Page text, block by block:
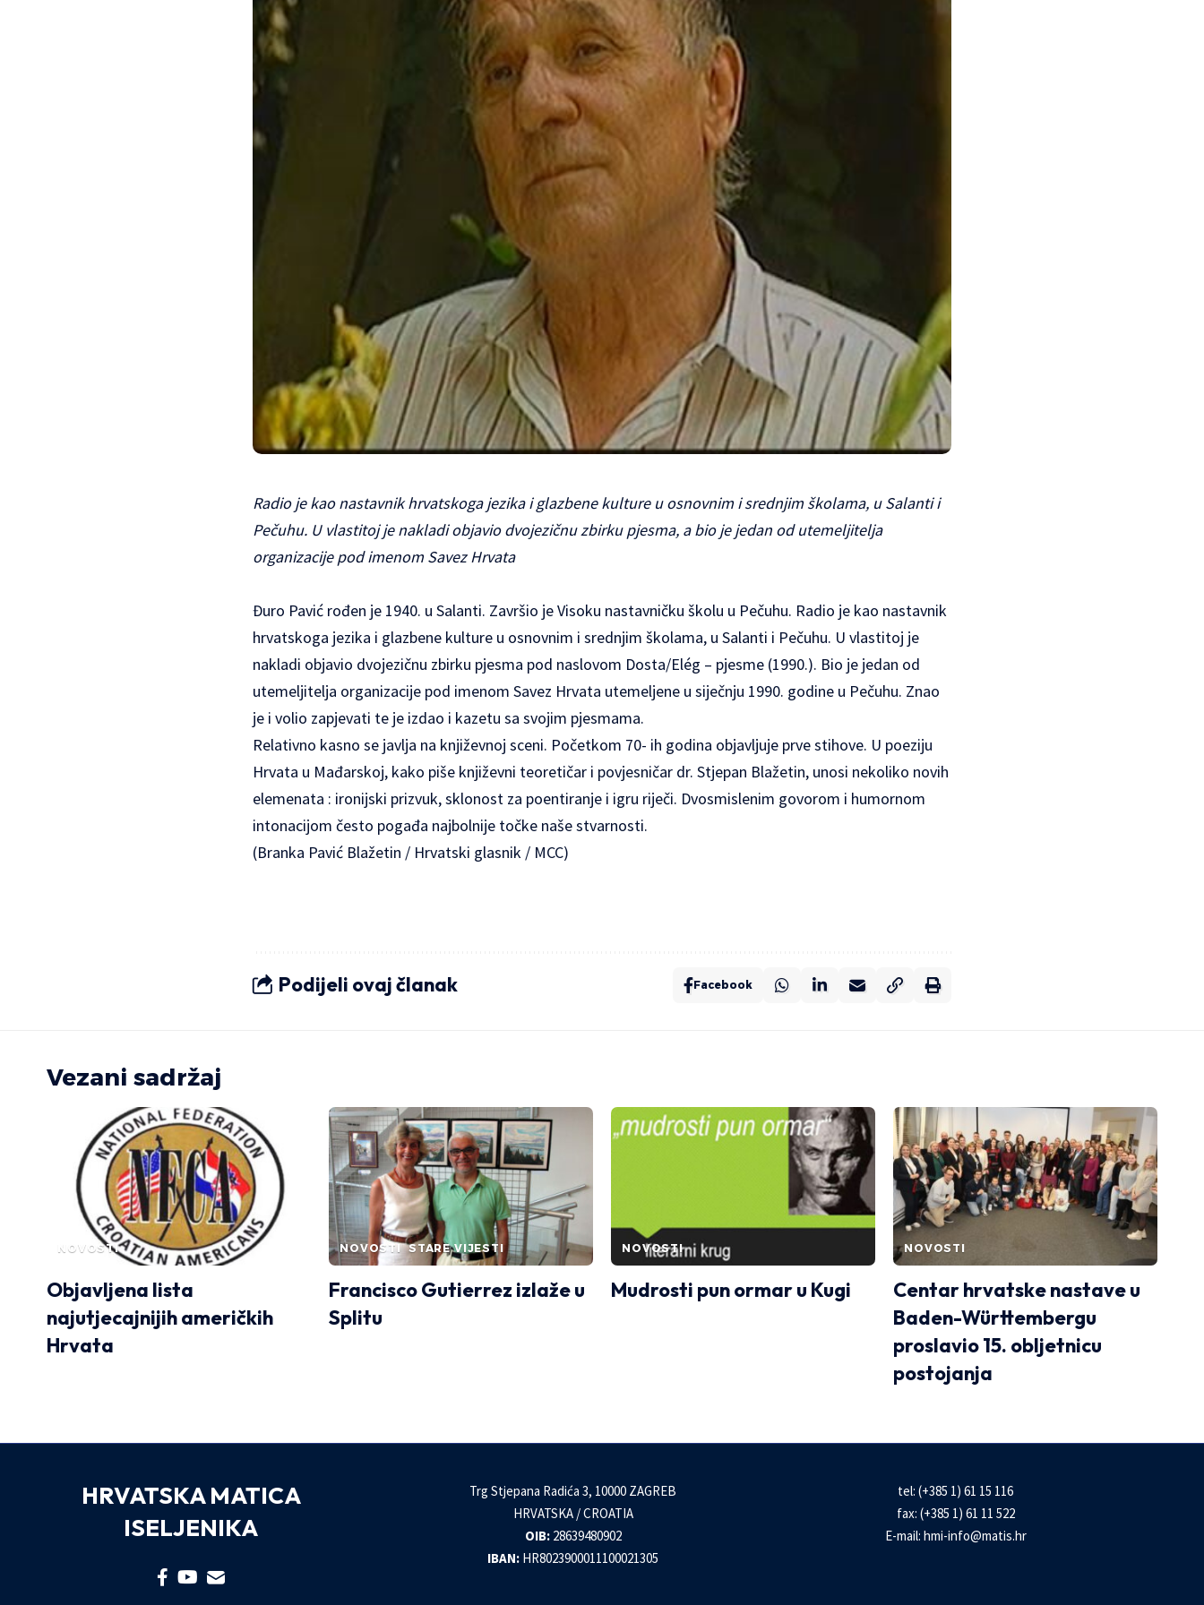
Radio je kao nastavnik hrvatskoga jezika i glazbene kulture u osnovnim i srednjim školama, u Salanti i
Pečuhu. U vlastitoj je nakladi objavio dvojezičnu zbirku pjesma, a bio je jedan od utemeljitelja
organizacije pod imenom Savez Hrvata
Đuro Pavić rođen je 1940. u Salanti. Završio je Visoku nastavničku školu u Pečuhu. Radio je kao nastavnik
hrvatskoga jezika i glazbene kulture u osnovnim i srednjim školama, u Salanti i Pečuhu. U vlastitoj je
nakladi objavio dvojezičnu zbirku pjesma pod naslovom Dosta/Elég – pjesme (1990.). Bio je jedan od
utemeljitelja organizacije pod imenom Savez Hrvata utemeljene u siječnju 1990. godine u Pečuhu. Znao
je i volio zapjevati te je izdao i kazetu sa svojim pjesmama.
Relativno kasno se javlja na književnoj sceni. Početkom 70- ih godina objavljuje prve stihove. U poeziju
Hrvata u Mađarskoj, kako piše književni teoretičar i povjesničar dr. Stjepan Blažetin, unosi nekoliko novih
elemenata : ironijski prizvuk, sklonost za poentiranje i igru riječi. Dvosmislenim govorom i humornom
intonacijom često pogađa najbolnije točke naše stvarnosti.
(Branka Pavić Blažetin / Hrvatski glasnik / MCC)
Podijeli ovaj članak Facebook
Vezani sadržaj
NOVOSTI
Objavljena lista
najutjecajnijih američkih
Hrvata
NOVOSTI STARE VIJESTI
Francisco Gutierrez izlaže u
Splitu
NOVOSTI
Mudrosti pun ormar u Kugi
NOVOSTI
Centar hrvatske nastave u
Baden-Württembergu
proslavio 15. obljetnicu
postojanja
HRVATSKA MATICA
ISELJENIKA
Trg Stjepana Radića 3, 10000 ZAGREB
HRVATSKA / CROATIA
OIB:28639480902
IBAN: HR8023900011100021305
tel: (+385 1) 61 15 116
fax: (+385 1) 61 11 522
E-mail: hmi-info@matis.hr